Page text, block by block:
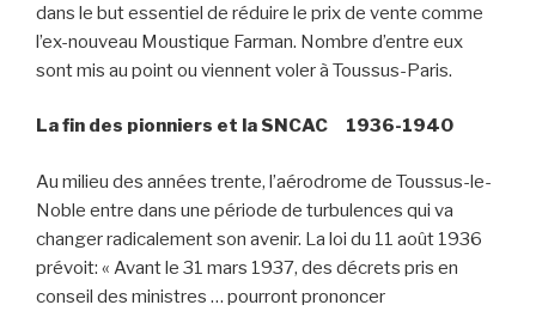
dans le but essentiel de réduire le prix de vente comme
l’ex-nouveau Moustique Farman. Nombre d’entre eux
sont mis au point ou viennent voler à Toussus-Paris.
La fin des pionniers et la SNCAC 1936-1940
Au milieu des années trente, l’aérodrome de Toussus-le-
Noble entre dans une période de turbulences qui va
changer radicalement son avenir. La loi du 11 août 1936
prévoit: « Avant le 31 mars 1937, des décrets pris en
conseil des ministres … pourront prononcer